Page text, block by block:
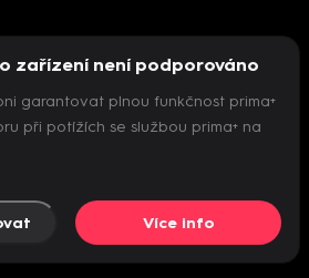
inicializovat přehrávač
zařízení není podporováno
garantovat plnou funkčnost prima+
při potížích se službou prima+ na
Více info